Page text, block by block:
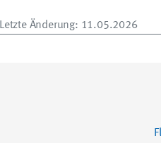
Letzte Änderung: 11.05.2026